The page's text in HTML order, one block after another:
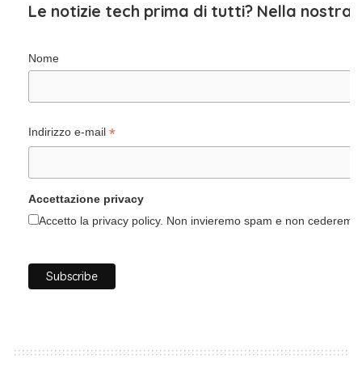
Le notizie tech prima di tutti? Nella nostra
Nome
Indirizzo e-mail *
Accettazione privacy
Accetto la privacy policy. Non invieremo spam e non